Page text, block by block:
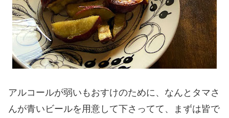
アルコールが弱いもおすけのために、なんとタマさ
んが青いビールを用意して下さってて、まずは皆で